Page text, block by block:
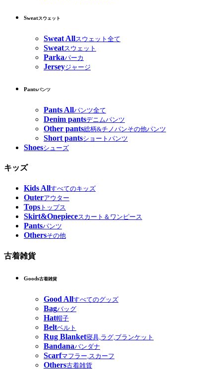
Sweatスウェット
Sweat Allスウェット全て
Sweatスウェット
Parkaパーカ
Jerseyジャージ
Pantsパンツ
Pants Allパンツ全て
Denim pantsデニムパンツ
Other pants総柄&チノパンその他パンツ
Short pantsショートパンツ
Shoesシューズ
キッズ
Kids Allすべてのキッズ
Outerアウター
Tops トップス
Skirt&Onepieceスカート＆ワンピース
Pantsパンツ
Othersその他
古着雑貨
Goods古着雑貨
Good Allすべてのグッズ
Bagバッグ
Hat帽子
Beltベルト
Rug Blanket寝具,ラグ,ブランケット
Bandanaバンダナ
Scarfマフラー,スカーフ
Others古着雑貨